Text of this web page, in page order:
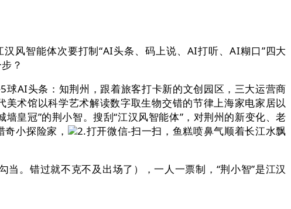
汉风智能体次要打制“AI头条、码上说、AI打听、AI糊口”四大
？
AI头条：知荆州，跟着旅客打卡新的文创园区，三大运营商
美术馆以科学艺术解读数字取生物交错的节律上海家电家居以
皇冠”的荆小智。搜刮“江汉风智能体”，对荆州的新变化、老
小探险家，
2.打开微信-扫一扫，鱼糕喷鼻气顺着长江水飘
。错过就不克不及出场了），一人一票制，“荆小智”是江汉